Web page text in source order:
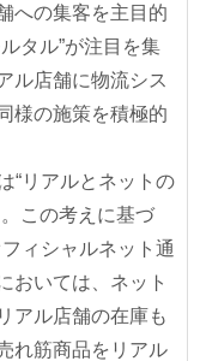
への集客を主目的
タル”が注目を集
ル店舗に物流シス
様の施策を積極的
“リアルとネットの
この考えに基づ
ィシャルネット通
おいては、ネット
アル店舗の在庫も
れ筋商品をリアル